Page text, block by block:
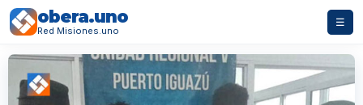
obera.uno
Red Misiones.uno
☰